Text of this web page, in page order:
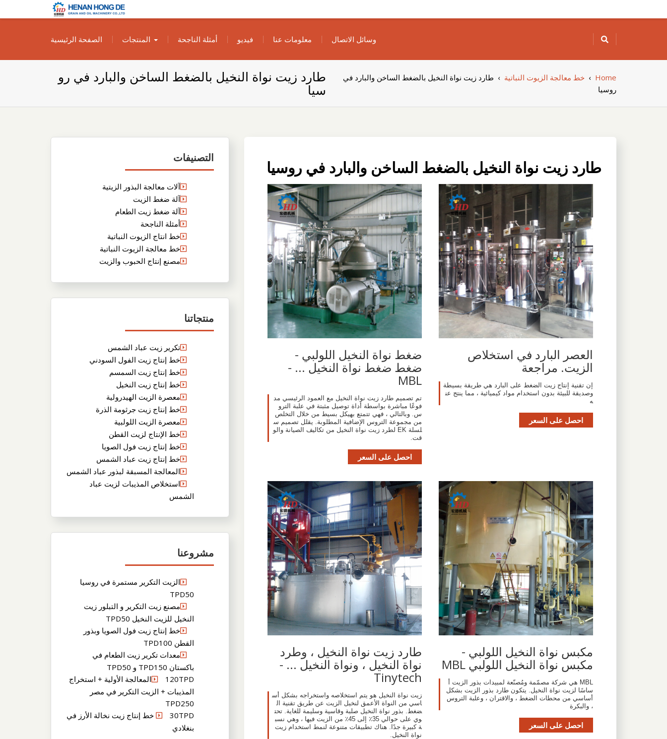
to
الزيوت النباتية
الخاص بك
الصفحة الرئيسية
المنتجات أمثلة الناجحة فيديو معلومات عنا وسائل الاتصال
طارد زيت نواة النخيل بالضغط الساخن والبارد في رو
سيا
Home
› خط معالجة الزيوت النباتية › طارد زيت نواة النخيل بالضغط الساخن والبارد في
روسيا
التصنيفات
آلات معالجة البذور الزيتية
آلة ضغط الزيت
آلة ضغط زيت الطعام
أمثلة الناجحة
خط انتاج الزيوت النباتية
خط معالجة الزيوت النباتية
مصنع إنتاج الحبوب والزيت
منتجاتنا
تكرير زيت عباد الشمس
خط إنتاج زيت الفول السودني
خط إنتاج زيت السمسم
خط إنتاج زيت النخيل
معصرة الزيت الهيدرولية
خط إنتاج زيت جرثومة الذرة
معصرة الزيت اللولبية
خط الإنتاج لزيت القطن
خط إنتاج زيت فول الصويا
خط إنتاج زيت عباد الشمس
المعالجة المسبقة لبذور عباد الشمس
استخلاص المذيبات لزيت عباد
الشمس
مشروعنا
الزيت التكرير مستمرة في روسيا
TPD50
مصنع زيت التكرير و التبلور زيت
النخيل للزيت النخيل TPD50
خط إنتاج زيت فول الصويا وبذور
القطن TPD100
معدات تكرير زيت الطعام في
باكستان TPD150 و TPD50
120TPDالمعالجة الأولية + استخراج
المذيبات + الزيت التكرير في مصر
TPD250
30TPD خط إنتاج زيت نخالة الأرز في
بنغلادي
طارد زيت نواة النخيل بالضغط الساخن والبارد في روسيا
العصر البارد في استخلاص
الزيت. مراجعة
إن تقنية إنتاج زيت الضغط على البارد هي طريقة بسيطة
وصديقة للبيئة بدون استخدام مواد كيميائية ، مما ينتج عن
ه
احصل على السعر
ضغط نواة النخيل اللولبي -
ضغط ضغط نواة النخيل ... -
MBL
تم تصميم طارد زيت نواة النخيل مع العمود الرئيسي مد
فوعًا مباشرة بواسطة أداة توصيل مثبتة في علبة الترو
س. وبالتالي ، فهي تتمتع بهيكل بسيط من خلال التخلص
من مجموعة التروس الإضافية المطلوبة. يقلل تصميم س
لسلة EK لطرد زيت نواة النخيل من تكاليف الصيانة والو
قت.
احصل على السعر
مكبس نواة النخيل اللولبي -
مكبس نواة النخيل اللولبي MBL
MBL هي شركة مصمّمة ومُصنّعة لمبيدات بذور الزيت أ
ساسًا لزيت نواة النخيل. يتكون طارد بذور الزيت بشكل
أساسي من محطات الضغط ، والاقتران ، وعلبة التروس
، والبكرة
احصل على السعر
طارد زيت نواة النخيل ، وطرد
نواة النخيل ، ونواة النخيل ... -
Tinytech
زيت نواة النخيل هو يتم استخلاصه واستخراجه بشكل أس
اسي من النواة الأعمق لنخيل الزيت عن طريق تقنية ال
ضغط. بذور نواة النخيل صلبة وقاسية وسليمة للغاية. تحت
وي على حوالي 35٪ إلى 45٪ من الزيت فيها ، وهي نسب
ة كبيرة جدًا. هناك تطبيقات متنوعة لنمط استخدام زيت
نواة النخيل.